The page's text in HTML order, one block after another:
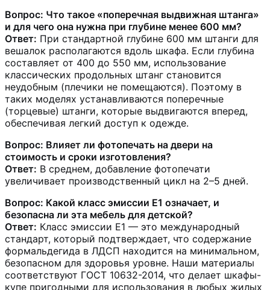
Вопрос: Что такое «поперечная выдвижная штанга»
и для чего она нужна при глубине менее 600 мм?
Ответ: При стандартной глубине 600 мм штанги для
вешалок располагаются вдоль шкафа. Если глубина
составляет от 400 до 550 мм, использование
классических продольных штанг становится
неудобным (плечики не помещаются). Поэтому в
таких моделях устанавливаются поперечные
(торцевые) штанги, которые выдвигаются вперед,
обеспечивая легкий доступ к одежде.
Вопрос: Влияет ли фотопечать на двери на
стоимость и сроки изготовления?
Ответ: В среднем, добавление фотопечати
увеличивает производственный цикл на 2–5 дней.
Вопрос: Какой класс эмиссии Е1 означает, и
безопасна ли эта мебель для детской?
Ответ: Класс эмиссии Е1 — это международный
стандарт, который подтверждает, что содержание
формальдегида в ЛДСП находится на минимальном,
безопасном для здоровья уровне. Наши материалы
соответствуют ГОСТ 10632-2014, что делает шкафы-
купе пригодными для использования в любых жилых